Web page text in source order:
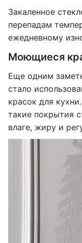
Закаленное
перепадам
ежедневному
Моющиеся
Еще одним
стало
красок для
такие покрытия
влаге, жиру и